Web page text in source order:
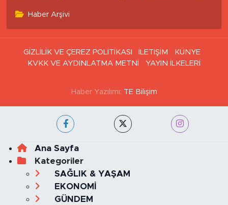
Haber Arşivi
GİZLİLİK VE ÇEREZ POLİTİKASI İLETİŞİM
KÜNYE
KVKK VE AYDINLATMA METNİ
YAYIN İLKELERİ
Haber Yazılımı: TE Bilişim
Ana Sayfa
Kategoriler
SAĞLIK & YAŞAM
EKONOMİ
GÜNDEM